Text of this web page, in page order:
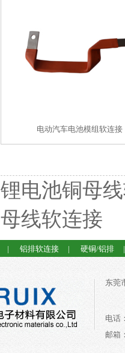
电动汽车电池模组软连接
锂电池铜母
母线软连接
| 铝排软连接 | 硬铜/铝排
东莞
电话
邮箱